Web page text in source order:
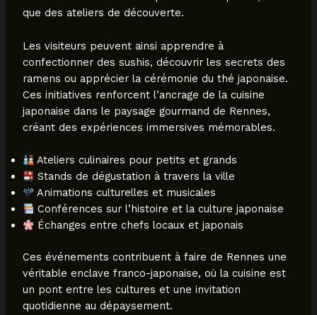
que des ateliers de découverte.
Les visiteurs peuvent ainsi apprendre à
confectionner des sushis, découvrir les secrets des
ramens ou apprécier la cérémonie du thé japonaise.
Ces initiatives renforcent l’ancrage de la cuisine
japonaise dans le paysage gourmand de Rennes,
créant des expériences immersives mémorables.
Ateliers culinaires pour petits et grands
Stands de dégustation à travers la ville
Animations culturelles et musicales
Conférences sur l’histoire et la culture japonaise
Échanges entre chefs locaux et japonais
Ces événements contribuent à faire de Rennes une
véritable enclave franco-japonaise, où la cuisine est
un pont entre les cultures et une invitation
quotidienne au dépaysement.